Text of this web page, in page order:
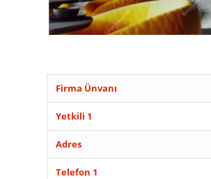
Firma Ünvanı
Yetkili 1
Adres
Telefon 1